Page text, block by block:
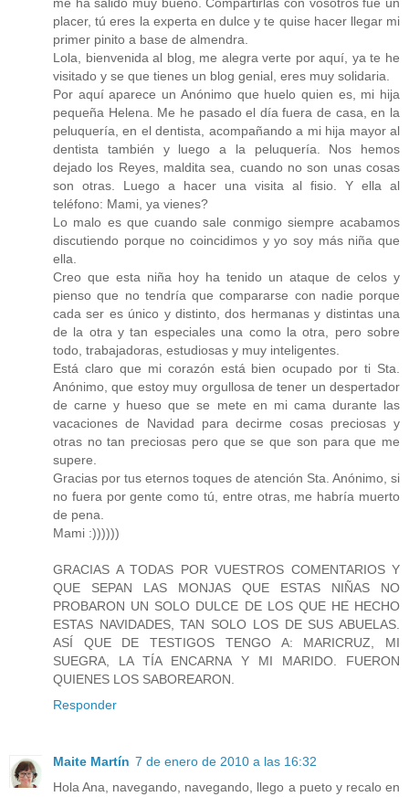
me ha salido muy bueno. Compartirlas con vosotros fue un
placer, tú eres la experta en dulce y te quise hacer llegar mi
primer pinito a base de almendra.
Lola, bienvenida al blog, me alegra verte por aquí, ya te he
visitado y se que tienes un blog genial, eres muy solidaria.
Por aquí aparece un Anónimo que huelo quien es, mi hija
pequeña Helena. Me he pasado el día fuera de casa, en la
peluquería, en el dentista, acompañando a mi hija mayor al
dentista también y luego a la peluquería. Nos hemos
dejado los Reyes, maldita sea, cuando no son unas cosas
son otras. Luego a hacer una visita al fisio. Y ella al
teléfono: Mami, ya vienes?
Lo malo es que cuando sale conmigo siempre acabamos
discutiendo porque no coincidimos y yo soy más niña que
ella.
Creo que esta niña hoy ha tenido un ataque de celos y
pienso que no tendría que compararse con nadie porque
cada ser es único y distinto, dos hermanas y distintas una
de la otra y tan especiales una como la otra, pero sobre
todo, trabajadoras, estudiosas y muy inteligentes.
Está claro que mi corazón está bien ocupado por ti Sta.
Anónimo, que estoy muy orgullosa de tener un despertador
de carne y hueso que se mete en mi cama durante las
vacaciones de Navidad para decirme cosas preciosas y
otras no tan preciosas pero que se que son para que me
supere.
Gracias por tus eternos toques de atención Sta. Anónimo, si
no fuera por gente como tú, entre otras, me habría muerto
de pena.
Mami :))))))
GRACIAS A TODAS POR VUESTROS COMENTARIOS Y
QUE SEPAN LAS MONJAS QUE ESTAS NIÑAS NO
PROBARON UN SOLO DULCE DE LOS QUE HE HECHO
ESTAS NAVIDADES, TAN SOLO LOS DE SUS ABUELAS.
ASÍ QUE DE TESTIGOS TENGO A: MARICRUZ, MI
SUEGRA, LA TÍA ENCARNA Y MI MARIDO. FUERON
QUIENES LOS SABOREARON.
Responder
Maite Martín 7 de enero de 2010 a las 16:32
Hola Ana, navegando, navegando, llego a pueto y recalo en